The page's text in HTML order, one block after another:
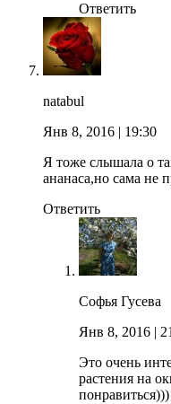
Ответить
natabul
Янв 8, 2016 | 19:30
Я тоже слышала о
ананаса,но сама не
Ответить
Софья Гусева
Янв 8, 2016 |
Это очень
растения на
понравиться)))